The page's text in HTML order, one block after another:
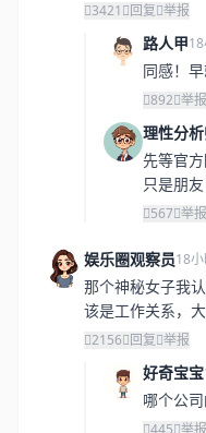
3421 回复 举报
路人甲
同感！
892 举报
理性分
先等官
只是朋友
567 举报
娱乐圈观察员18
那个神秘女子我
该是工作关系，
2156 回复 举报
好奇宝宝
哪个公司
445 举报